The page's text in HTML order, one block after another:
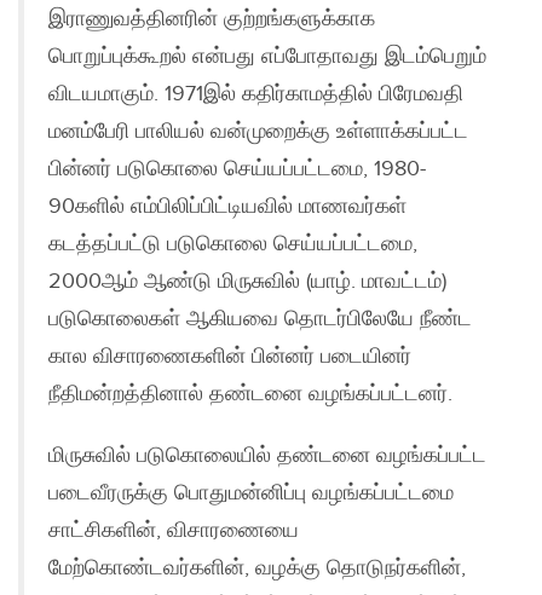
இராணுவத்தினரின் குற்றங்களுக்காக
பொறுப்புக்கூறல் என்பது எப்போதாவது இடம்பெறும்
விடயமாகும். 1971இல் கதிர்காமத்தில் பிரேமவதி
மனம்பேரி பாலியல் வன்முறைக்கு உள்ளாக்கப்பட்ட
பின்னர் படுகொலை செய்யப்பட்டமை, 1980-
90களில் எம்பிலிப்பிட்டியவில் மாணவர்கள்
கடத்தப்பட்டு படுகொலை செய்யப்பட்டமை,
2000ஆம் ஆண்டு மிருசுவில் (யாழ். மாவட்டம்)
படுகொலைகள் ஆகியவை தொடர்பிலேயே நீண்ட
கால விசாரணைகளின் பின்னர் படையினர்
நீதிமன்றத்தினால் தண்டனை வழங்கப்பட்டனர்.
மிருசுவில் படுகொலையில் தண்டனை வழங்கப்பட்ட
படைவீரருக்கு பொதுமன்னிப்பு வழங்கப்பட்டமை
சாட்சிகளின், விசாரணையை
மேற்கொண்டவர்களின், வழக்கு தொடுநர்களின்,